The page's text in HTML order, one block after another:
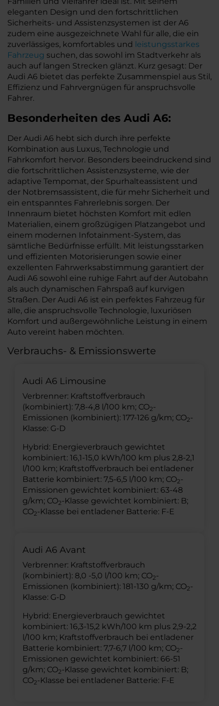
eleganten Design und den fortschrittlichen
Sicherheits- und Assistenzsystemen ist der A6
zudem eine ausgezeichnete Wahl für alle, die ein
zuverlässiges, komfortables und leistungsstarkes
Fahrzeug suchen, das sowohl im Stadtverkehr als
auch auf langen Strecken glänzt. Kurz gesagt: Der
Audi A6 bietet das perfekte Zusammenspiel aus Stil,
Effizienz und Fahrvergnügen für anspruchsvolle
Fahrer.
Besonderheiten des Audi A6:
Der Audi A6 hebt sich durch ihre perfekte
Kombination aus Luxus, Technologie und
Fahrkomfort hervor. Besonders beeindruckend sind
die fortschrittlichen Assistenzsysteme, wie der
adaptive Tempomat, der Spurhalteassistent und
der Notbremsassistent, die für mehr Sicherheit und
ein entspanntes Fahrerlebnis sorgen. Der
Innenraum bietet höchsten Komfort mit edlen
Materialien, einem großzügigen Platzangebot und
einem modernen Infotainment-System, das
sämtliche Bedürfnisse erfüllt. Mit leistungsstarken
und effizienten Motorisierungen sowie einer
exzellenten Fahrwerksabstimmung garantiert der
Audi A6 sowohl eine ruhige Fahrt auf der Autobahn
als auch dynamischen Fahrspaß auf kurvigen
Straßen. Der Audi A6 ist ein perfektes Fahrzeug für
alle, die anspruchsvolle Technologie, luxuriösen
Komfort und außergewöhnliche Leistung in einem
Auto vereint haben möchten.
Verbrauchs- & Emissionswerte
Audi A6 Limousine
Verbrenner: Kraftstoffverbrauch
(kombiniert): 7,8-4,8 l/100 km; CO2-
Emissionen (kombiniert): 177-126 g/km; CO2-
Klasse: G-D
Hybrid: Energieverbrauch gewichtet
kombiniert: 16,1-15,0 kWh/100 km plus 2,8-2,1
l/100 km; Kraftstoffverbrauch bei entladener
Batterie kombiniert: 7,5-6,5 l/100 km; CO2-
Emissionen gewichtet kombiniert: 63-48
g/km; CO2-Klasse gewichtet kombiniert: B;
CO2-Klasse bei entladener Batterie: F-E
Audi A6 Avant
Verbrenner: Kraftstoffverbrauch
(kombiniert): 8,0 -5,0 l/100 km; CO2-
Emissionen (kombiniert): 181-130 g/km; CO2-
Klasse: G-D
Hybrid: Energieverbrauch gewichtet
kombiniert: 16,3-15,2 kWh/100 km plus 2,9-2,2
l/100 km; Kraftstoffverbrauch bei entladener
Batterie kombiniert: 7,7-6,7 l/100 km; CO2-
Emissionen gewichtet kombiniert: 66-51
g/km; CO2-Klasse gewichtet kombiniert: B;
CO2-Klasse bei entladener Batterie: F-E